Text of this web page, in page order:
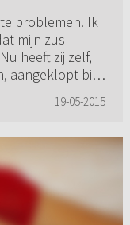
problemen. Ik
mijn zus
heeft zij zelf,
aangeklopt bij
19-05-2015